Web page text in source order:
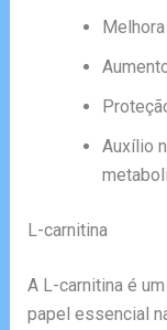
Auxílio
L-carnitina
A L-carnitina é
papel essencial